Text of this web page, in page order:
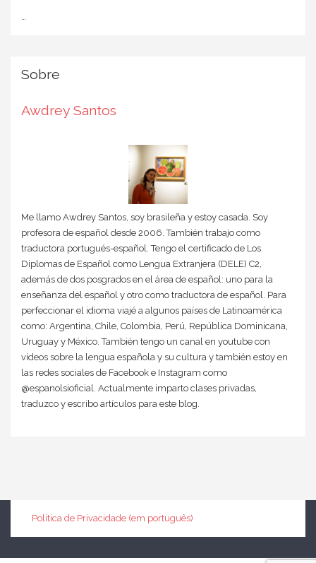
…
Sobre
Awdrey Santos
Me llamo Awdrey Santos, soy brasileña y estoy casada. Soy
profesora de español desde 2006. También trabajo como
traductora portugués-español. Tengo el certificado de Los
Diplomas de Español como Lengua Extranjera (DELE) C2,
además de dos posgrados en el área de español: uno para la
enseñanza del español y otro como traductora de español. Para
perfeccionar el idioma viajé a algunos países de Latinoamérica
como: Argentina, Chile, Colombia, Perú, República Dominicana,
Uruguay y México. También tengo un canal en youtube con
vídeos sobre la lengua española y su cultura y también estoy en
las redes sociales de Facebook e Instagram como
@espanolsioficial. Actualmente imparto clases privadas,
traduzco y escribo artículos para este blog.
Política de Privacidade (em português)